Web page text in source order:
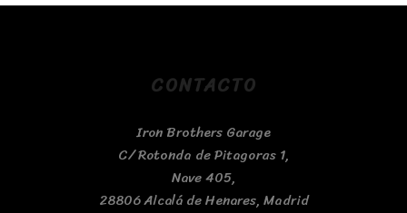
CONTACTO
Iron Brothers Garage
C/ Rotonda de Pitagoras 1,
Nave 405,
28806 Alcalá de Henares, Madrid